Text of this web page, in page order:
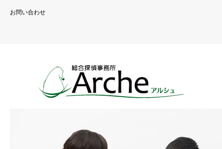
お問い合わせ